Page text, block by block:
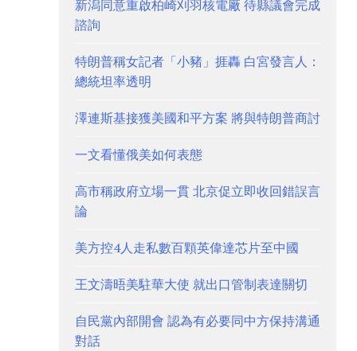
新潟同意重啟柏崎刈羽核電廠 待縣議會完成
諮詢
特朗普稱女記者「小豬」捱轟 白宮發言人：
總統坦率透明
澤連斯基接獲美國和平方案 將與特朗普商討
一文看懂俄美如何表態
高市稱政府立場一貫 北京促立即收回錯誤言
論
美方控4人走私數百顆英偉達芯片至中國
王文濤晤美駐華大使 就出口管制表達關切
自民黨內部開會 認為有必要同中方保持溝通
對話